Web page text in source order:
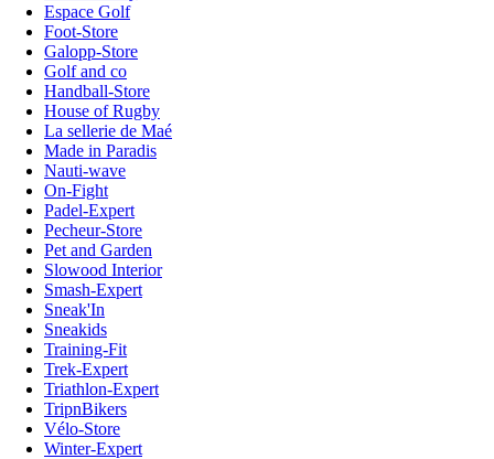
Espace Golf
Foot-Store
Galopp-Store
Golf and co
Handball-Store
House of Rugby
La sellerie de Maé
Made in Paradis
Nauti-wave
On-Fight
Padel-Expert
Pecheur-Store
Pet and Garden
Slowood Interior
Smash-Expert
Sneak'In
Sneakids
Training-Fit
Trek-Expert
Triathlon-Expert
TripnBikers
Vélo-Store
Winter-Expert